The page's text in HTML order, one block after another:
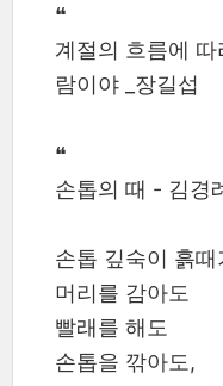
❝
계절의 흐름에
람이야 _장길섭
❝
손톱의 때 - 김경
손톱 깊숙이 흙
머리를 감아도
빨래를 해도
손톱을 깎아도,